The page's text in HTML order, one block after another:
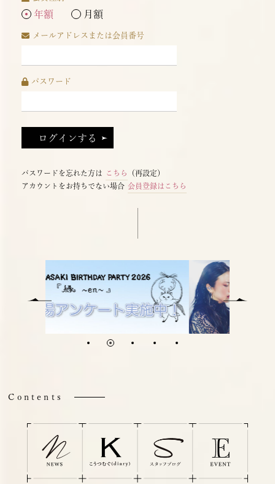
年額 月額
メールアドレスまたは会員番号
パスワード
パスワードを忘れた方は こちら
（再設定）
アカウントをお持ちでない場合 会員登録はこちら
Contents